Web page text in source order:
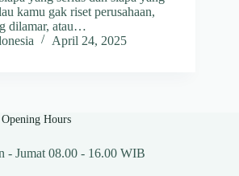
kamu gak riset perusahaan,
dilamar, atau…
April 24, 2025
Opening Hours
- Jumat 08.00 - 16.00 WIB